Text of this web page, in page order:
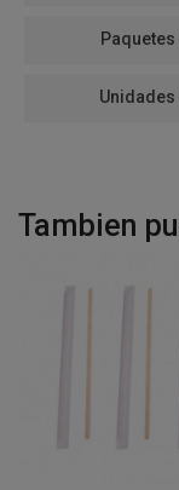
Unidades
Tambien